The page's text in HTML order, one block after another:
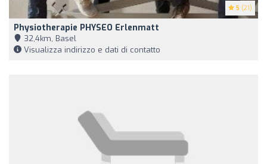
5 (21)
Physiotherapie PHYSEO Erlenmatt
32,4km, Basel
Visualizza indirizzo e dati di contatto